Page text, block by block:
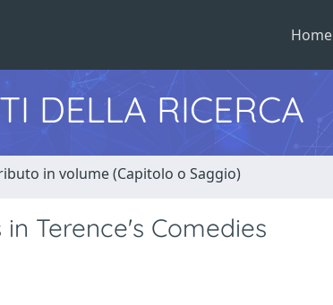
Home
DELLA RICERCA
in volume (Capitolo o Saggio)
Terence's Comedies